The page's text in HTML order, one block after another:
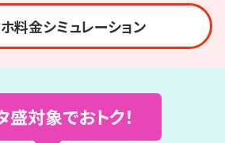
料金シミュレーション
盛対象でおトク！